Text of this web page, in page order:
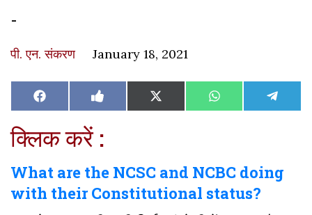
-
पी. एन. संकरण January 18, 2021
Share
on
Facebook Share
on
Like
on
Share
on
X
(Twitter)
Share
on
WhatsAppShare
on
क्लिक करें :
What are the NCSC and NCBC doing
with their Constitutional status?